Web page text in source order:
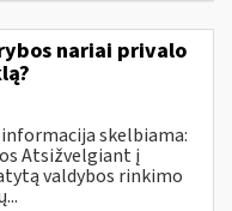
nariai privalo
skelbiama:
Atsižvelgiant į
valdybos rinkimo